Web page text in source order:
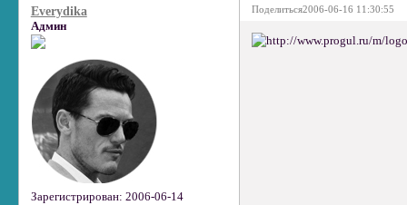
Поделиться2006-06-16 11:30:55
Everydika
Админ
Зарегистрирован: 2006-06-14